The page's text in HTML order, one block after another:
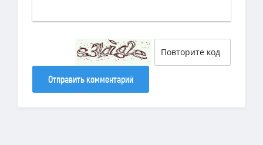
Отправить комментарий